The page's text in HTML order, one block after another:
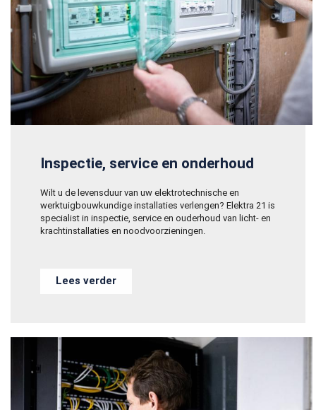

Anderen zochten ook
Inspectie, service en onderhoud
Wilt u de levensduur van uw elektrotechnische en
werktuigbouwkundige installaties verlengen? Elektra 21 is
specialist in inspectie, service en ouderhoud van licht- en
krachtinstallaties en noodvoorzieningen.
Lees verder